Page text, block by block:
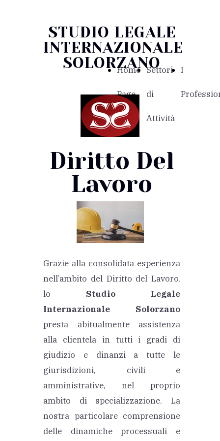
STUDIO LEGALE
INTERNAZIONALE
SOLORZANO
Home
Page
Settori
di
Attività
I
Diritto Del
Lavoro
Grazie alla consolidata esperienza
nell’ambito del Diritto del Lavoro,
lo Studio Legale
Internazionale Solorzano
presta abitualmente assistenza
alla clientela in tutti i gradi di
giudizio e dinanzi a tutte le
giurisdizioni, civili e
amministrative, nel proprio
ambito di specializzazione. La
nostra particolare comprensione
delle dinamiche processuali e